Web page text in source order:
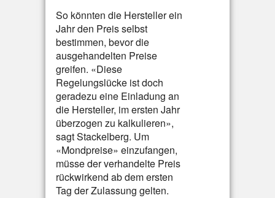
So könnten die Hersteller ein
Jahr den Preis selbst
bestimmen, bevor die
ausgehandelten Preise
greifen. «Diese
Regelungslücke ist doch
geradezu eine Einladung an
die Hersteller, im ersten Jahr
überzogen zu kalkulieren»,
sagt Stackelberg. Um
«Mondpreise» einzufangen,
müsse der verhandelte Preis
rückwirkend ab dem ersten
Tag der Zulassung gelten.